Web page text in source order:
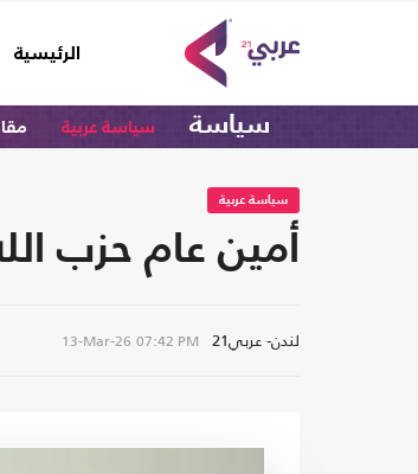
الرئيسية
(current)
سياسة سياسة عربية
سياسة عربية
أمين عام حزب
لندن- عربي21 13-Mar-26 07:42 PM